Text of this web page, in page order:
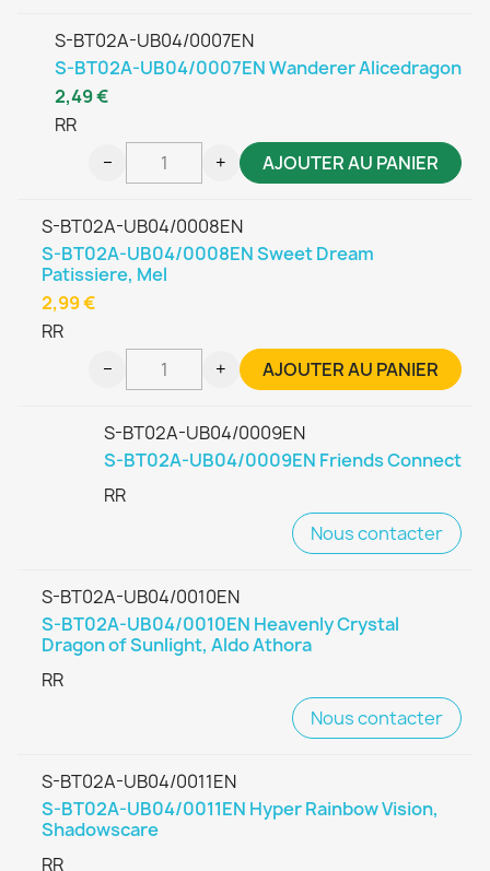
S-BT02A-UB04/0007EN
S-BT02A-UB04/0007EN Wanderer Alicedragon
RR
2,49 €
− + AJOUTER AU PANIER
S-BT02A-UB04/0008EN
S-BT02A-UB04/0008EN Sweet Dream
Patissiere, Mel
RR
2,99 €
− + AJOUTER AU PANIER
S-BT02A-UB04/0009EN
S-BT02A-UB04/0009EN Friends Connect
RR
Nous contacter
S-BT02A-UB04/0010EN
S-BT02A-UB04/0010EN Heavenly Crystal
Dragon of Sunlight, Aldo Athora
RR
Nous contacter
S-BT02A-UB04/0011EN
S-BT02A-UB04/0011EN Hyper Rainbow Vision,
Shadowscare
RR